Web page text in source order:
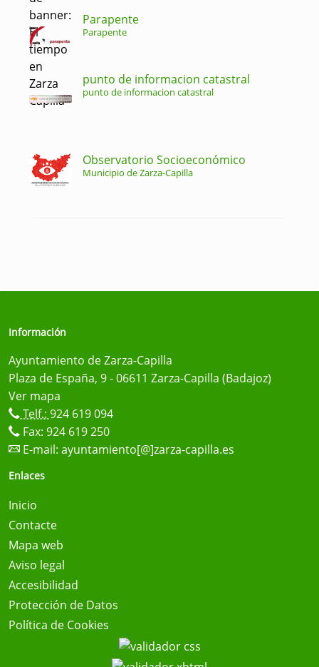
Parapente
Parapente
punto de informacion catastral
punto de informacion catastral
Observatorio Socioeconómico
Municipio de Zarza-Capilla
Información
Ayuntamiento de Zarza-Capilla
Plaza de España, 9 - 06611 Zarza-Capilla (Badajoz)
Ver mapa
Telf.: 924 619 094
Fax: 924 619 250
E-mail: ayuntamiento[@]zarza-capilla.es
Enlaces
Inicio
Contacte
Mapa web
Aviso legal
Accesibilidad
Protección de Datos
Política de Cookies